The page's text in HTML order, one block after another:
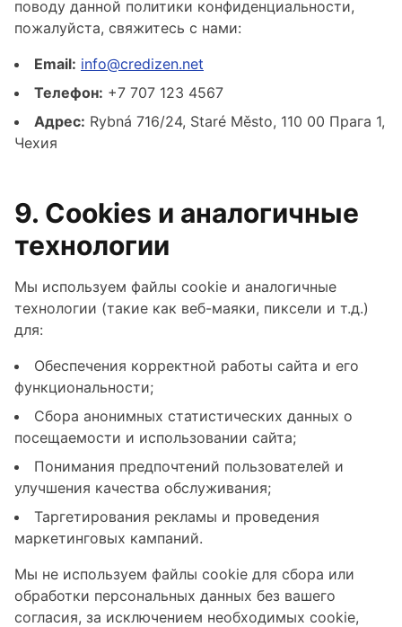
поводу данной политики конфиденциальности,
пожалуйста, свяжитесь с нами:
Email: info@credizen.net
Телефон: +7 707 123 4567
Адрес: Rybná 716/24, Staré Město, 110 00 Прага 1,
Чехия
9. Cookies и аналогичные
технологии
Мы используем файлы cookie и аналогичные
технологии (такие как веб-маяки, пиксели и т.д.)
для:
Обеспечения корректной работы сайта и его
функциональности;
Сбора анонимных статистических данных о
посещаемости и использовании сайта;
Понимания предпочтений пользователей и
улучшения качества обслуживания;
Таргетирования рекламы и проведения
маркетинговых кампаний.
Мы не используем файлы cookie для сбора или
обработки персональных данных без вашего
согласия, за исключением необходимых cookie,